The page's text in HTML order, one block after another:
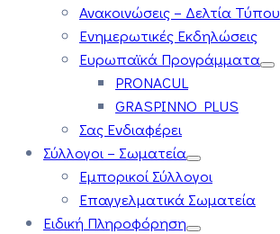
Ανακοινώσεις – Δελτία Τύπου
Ενημερωτικές Εκδηλώσεις
Ευρωπαϊκά Προγράμματα
PRONACUL
GRASPINNO PLUS
Σας Ενδιαφέρει
Σύλλογοι – Σωματεία
Εμπορικοί Σύλλογοι
Επαγγελματικά Σωματεία
Ειδική Πληροφόρηση